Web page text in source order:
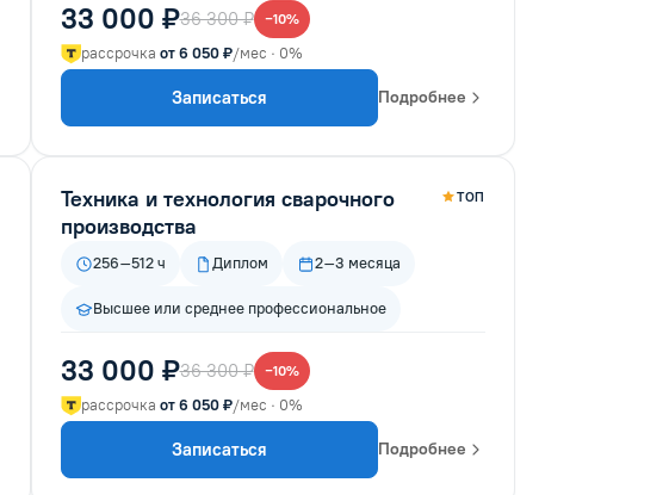
33 000 ₽36 300 ₽ −10%
рассрочка от 6 050 ₽/мес · 0%
Записаться Подробнее
Техника и технология сварочного
производства
ТОП
256–512 ч Диплом 2–3 месяца
Высшее или среднее профессиональное
33 000 ₽36 300 ₽ −10%
рассрочка от 6 050 ₽/мес · 0%
Записаться Подробнее